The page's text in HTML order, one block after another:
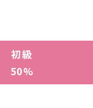
初級
50%